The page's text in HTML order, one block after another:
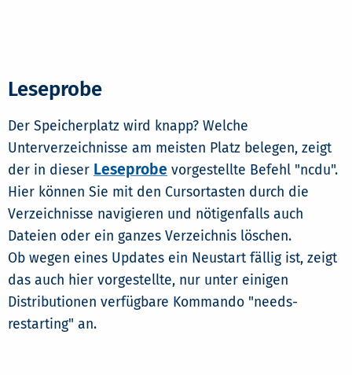
Leseprobe
Der Speicherplatz wird knapp? Welche
Unterverzeichnisse am meisten Platz belegen, zeigt
der in dieser Leseprobe vorgestellte Befehl "ncdu".
Hier können Sie mit den Cursortasten durch die
Verzeichnisse navigieren und nötigenfalls auch
Dateien oder ein ganzes Verzeichnis löschen.
Ob wegen eines Updates ein Neustart fällig ist, zeigt
das auch hier vorgestellte, nur unter einigen
Distributionen verfügbare Kommando "needs-
restarting" an.